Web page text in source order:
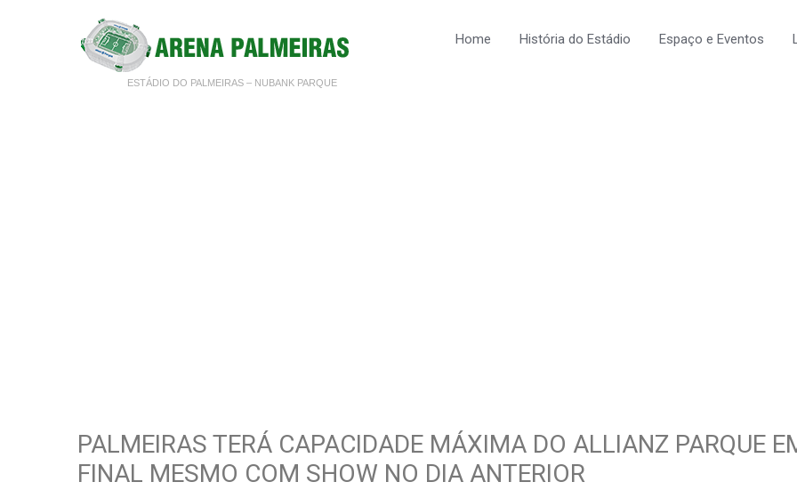
ESTÁDIO DO PALMEIRAS – NUBANK PARQUE
Home História do Estádio Espaço e Eventos
PALMEIRAS TERÁ CAPACIDADE MÁXIMA DO ALLIANZ PARQUE
FINAL MESMO COM SHOW NO DIA ANTERIOR